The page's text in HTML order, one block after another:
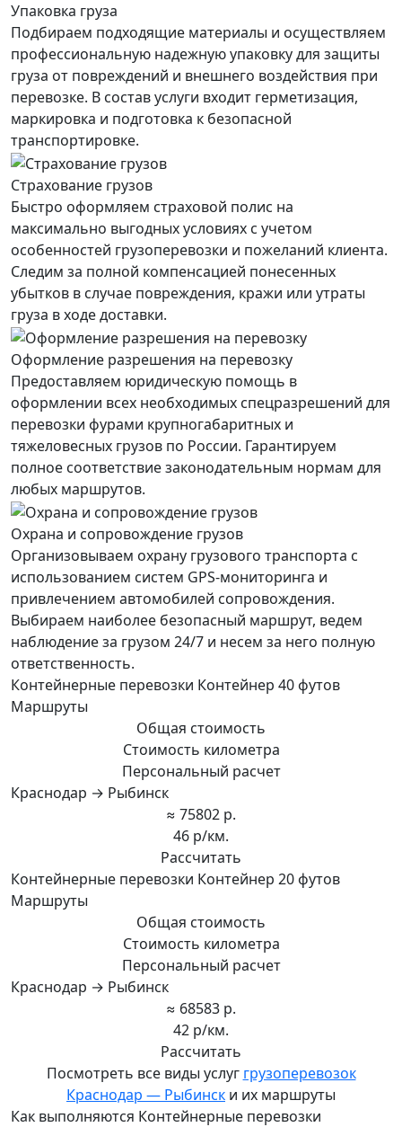
Упаковка груза
Подбираем подходящие материалы и осуществляем
профессиональную надежную упаковку для защиты
груза от повреждений и внешнего воздействия при
перевозке. В состав услуги входит герметизация,
маркировка и подготовка к безопасной
транспортировке.
Страхование грузов
Быстро оформляем страховой полис на
максимально выгодных условиях с учетом
особенностей грузоперевозки и пожеланий клиента.
Следим за полной компенсацией понесенных
убытков в случае повреждения, кражи или утраты
груза в ходе доставки.
Оформление разрешения на перевозку
Предоставляем юридическую помощь в
оформлении всех необходимых спецразрешений для
перевозки фурами крупногабаритных и
тяжеловесных грузов по России. Гарантируем
полное соответствие законодательным нормам для
любых маршрутов.
Охрана и сопровождение грузов
Организовываем охрану грузового транспорта с
использованием систем GPS-мониторинга и
привлечением автомобилей сопровождения.
Выбираем наиболее безопасный маршрут, ведем
наблюдение за грузом 24/7 и несем за него полную
ответственность.
Контейнерные перевозки Контейнер 40 футов
Маршруты
Общая стоимость
Стоимость километра
Персональный расчет
Краснодар → Рыбинск
≈ 75802 р.
46 р/км.
Рассчитать
Контейнерные перевозки Контейнер 20 футов
Маршруты
Общая стоимость
Стоимость километра
Персональный расчет
Краснодар → Рыбинск
≈ 68583 р.
42 р/км.
Рассчитать
Посмотреть все виды услуг грузоперевозок
Краснодар — Рыбинск и их маршруты
Как выполняются Контейнерные перевозки